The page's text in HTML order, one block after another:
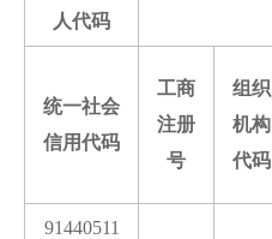
人代码
统一社会
信用代码
工商
注册
号
组织
机构
代码
91440511